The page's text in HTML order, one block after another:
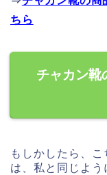
ちら
チャカン靴
もしかしたら、
は、私と同じよ